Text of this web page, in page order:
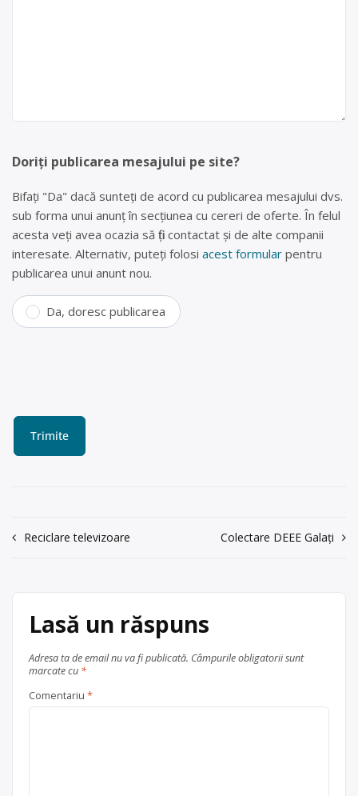
Doriți publicarea mesajului pe site?
Bifați "Da" dacă sunteți de acord cu publicarea mesajului dvs.
sub forma unui anunț în secțiunea cu cereri de oferte. În felul
acesta veți avea ocazia să fiți contactat și de alte companii
interesate. Alternativ, puteți folosi acest formular pentru
publicarea unui anunt nou.
Da, doresc publicarea
Navigare
Reciclare televizoare Colectare DEEE Galați
Lasă un răspuns
Adresa ta de email nu va fi publicată. Câmpurile obligatorii sunt
marcate cu *
Comentariu *